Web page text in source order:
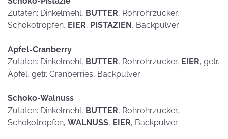
Zutaten: Dinkelmehl, BUTTER, Rohrohrzucker,
Schokotropfen, EIER, PISTAZIEN, Backpulver
Apfel-Cranberry
Zutaten: Dinkelmehl, BUTTER, Rohrohrzucker, EIER, getr.
Äpfel, getr. Cranberries, Backpulver
Schoko-Walnuss
Zutaten: Dinkelmehl, BUTTER, Rohrohrzucker,
Schokotropfen, WALNUSS, EIER, Backpulver